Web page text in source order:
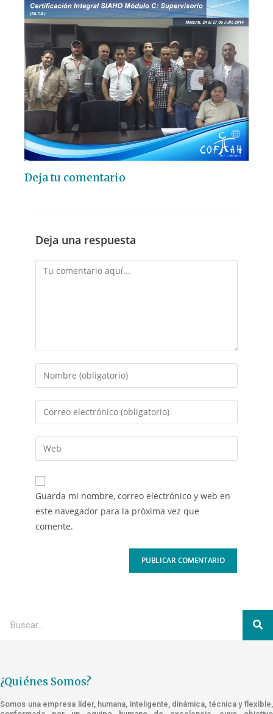
Deja tu comentario
Deja una respuesta
Guarda mi nombre, correo electrónico y web en
este navegador para la próxima vez que
comente.
¿Quiénes Somos?
Somos una empresa líder, humana, inteligente, dinámica, técnica y flexible,